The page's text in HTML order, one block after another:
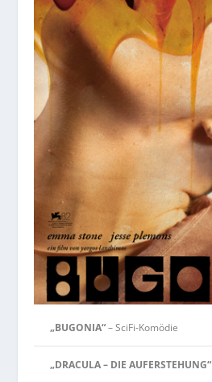
„BUGONIA“– SciFi-Komödie
„DRACULA – DIE AUFERSTEHUNG“